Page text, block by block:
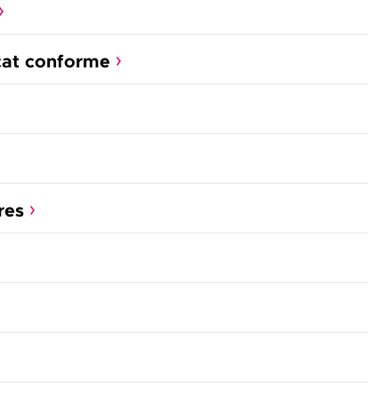
conforme